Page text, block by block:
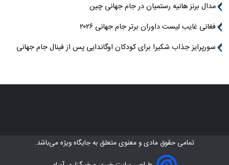
مدال برنز هانیه رستمیان در جام جهانی چین
فغانی غایب لیست داوران برتر جام جهانی ۲۰۲۶
سورپرایز جذاب شکیرا برای کودکان اوگاندایی پس از فینال جام جهانی
تمامی حقوق مادی و معنوی متعلق بهجایگاه ویژهمی‌باشد.